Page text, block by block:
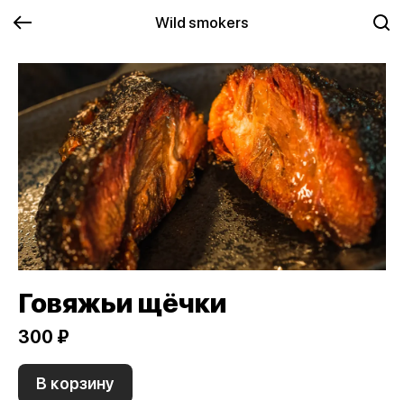
Wild smokers
Говяжьи щёчки
300 ₽
В корзину